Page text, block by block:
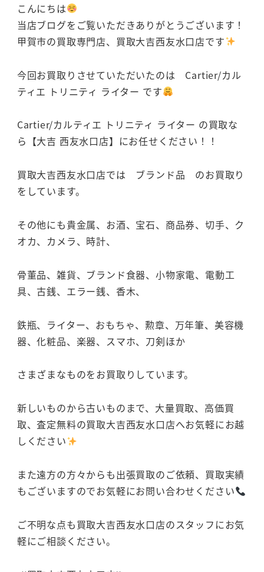
こんにちは
当店ブログをご覧いただきありがとうございます！
甲賀市の買取専門店、買取大吉西友水口店です
今回お買取りさせていただいたのは Cartier/カル
ティエ トリニティ ライター です
Cartier/カルティエ トリニティ ライター の買取な
ら【大吉 西友水口店】にお任せください！！
買取大吉西友水口店では ブランド品 のお買取り
をしています。
その他にも貴金属、お酒、宝石、商品券、切手、ク
オカ、カメラ、時計、
骨董品、雑貨、ブランド食器、小物家電、電動工
具、古銭、エラー銭、香木、
鉄瓶、ライター、おもちゃ、勲章、万年筆、美容機
器、化粧品、楽器、スマホ、刀剣ほか
さまざまなものをお買取りしています。
新しいものから古いものまで、大量買取、高価買
取、査定無料の買取大吉西友水口店へお気軽にお越
しください
また遠方の方々からも出張買取のご依頼、買取実績
もございますのでお気軽にお問い合わせください
ご不明な点も買取大吉西友水口店のスタッフにお気
軽にご相談ください。